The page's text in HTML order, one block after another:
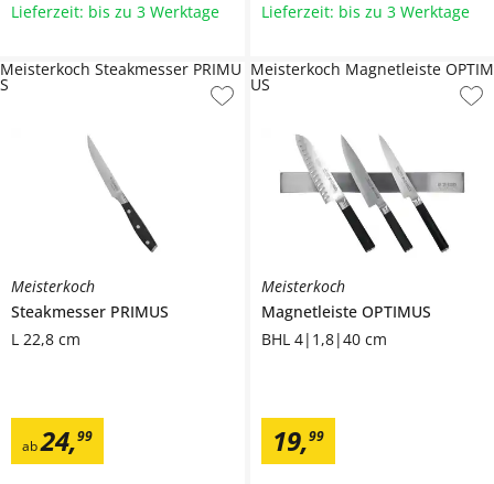
Lieferzeit: bis zu 3 Werktage Lieferzeit: bis zu 3 Werktage
Meisterkoch
Steakmesser PRIMUS
L 22,8 cm
ab24,99
Meisterkoch Steakmesser PRIMU
S
Meisterkoch
Magnetleiste OPTIMUS
BHL 4|1,8|40 cm
19,99
Meisterkoch Magnetleiste OPTIM
US